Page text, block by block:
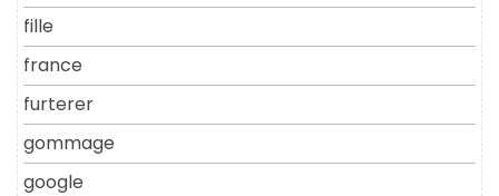
fille
france
furterer
gommage
google